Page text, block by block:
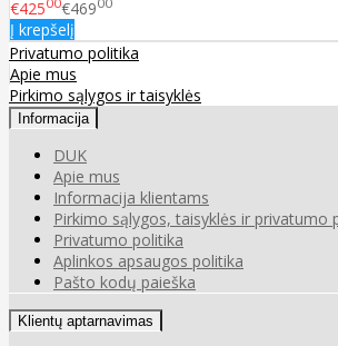
€42500€46900
Į krepšelį
Privatumo politika
Apie mus
Pirkimo sąlygos ir taisyklės
Informacija
DUK
Apie mus
Informacija klientams
Pirkimo sąlygos, taisyklės ir privatumo
Privatumo politika
Aplinkos apsaugos politika
Pašto kodų paieška
Klientų aptarnavimas